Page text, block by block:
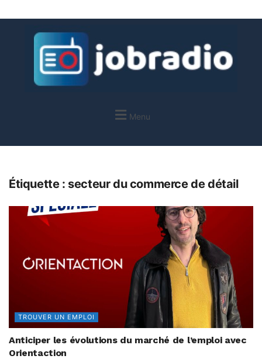
Menu
Étiquette : secteur du commerce de détail
TROUVER UN EMPLOI
Anticiper les évolutions du marché de l’emploi avec
Orientaction